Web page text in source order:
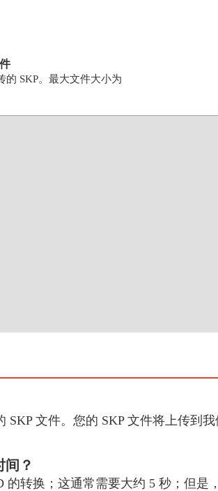
的 SKP。最大文件大小为
SKP 文件。您的 SKP 文件将上传到
间？
的转换；这通常需要大约 5 秒；但是